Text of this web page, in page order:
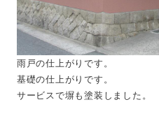
雨戸の仕上がりです。
基礎の仕上がりです 。
サービスで塀も塗装しました。